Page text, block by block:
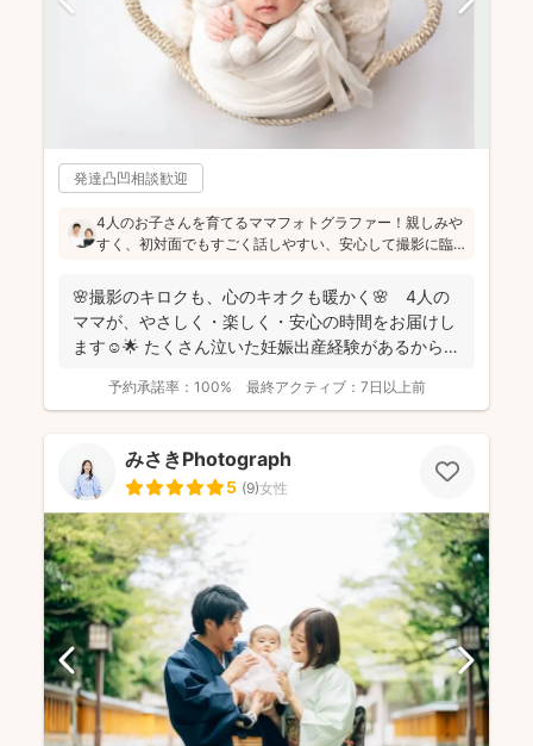
発達凸凹相談歓迎
4人のお子さんを育てるママフォトグラファー！親しみや
すく、初対面でもすごく話しやすい、安心して撮影に臨
ちになっていただけるよう撮影していらっしゃいます♪
🌸撮影のキロクも、心のキオクも暖かく🌸 4人の
ママが、やさしく・楽しく・安心の時間をお届けし
ます☺️🌟 たくさん泣いた妊娠出産経験があるからこ
予約承諾率： 100% 最終アクティブ： 7日以上前
みさきPhotograph
5 (9)女性